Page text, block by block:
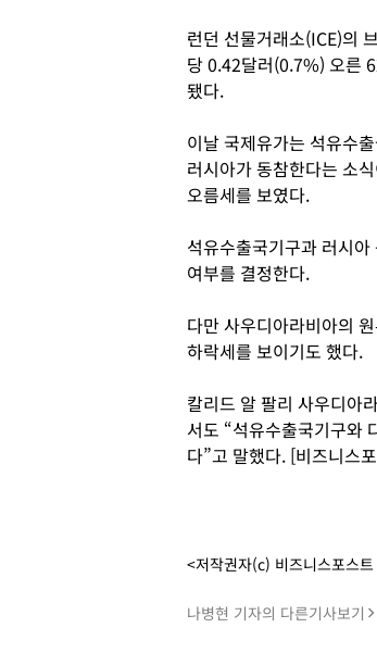
런던 선물거래소(ICE)의
당 0.42달러(0.7%) 오른
됐다.
이날 국제유가는 석유수
러시아가 동참한다는 소
오름세를 보였다.
석유수출국기구과 러시
여부를 결정한다.
다만 사우디아라비아의
하락세를 보이기도 했다.
칼리드 알 팔리 사우디아
서도 “석유수출국기구와
다”고 말했다. [비즈니스
<저작권자(c) 비즈니스포스
나병현 기자의 다른기사보기